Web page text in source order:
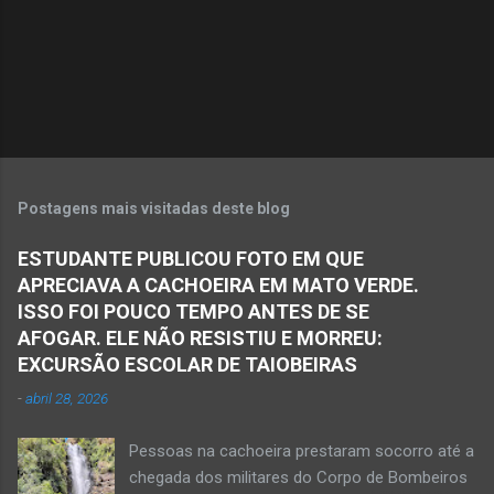
Postagens mais visitadas deste blog
ESTUDANTE PUBLICOU FOTO EM QUE
APRECIAVA A CACHOEIRA EM MATO VERDE.
ISSO FOI POUCO TEMPO ANTES DE SE
AFOGAR. ELE NÃO RESISTIU E MORREU:
EXCURSÃO ESCOLAR DE TAIOBEIRAS
-abril 28, 2026
Pessoas na cachoeira prestaram socorro até a
chegada dos militares do Corpo de Bombeiros